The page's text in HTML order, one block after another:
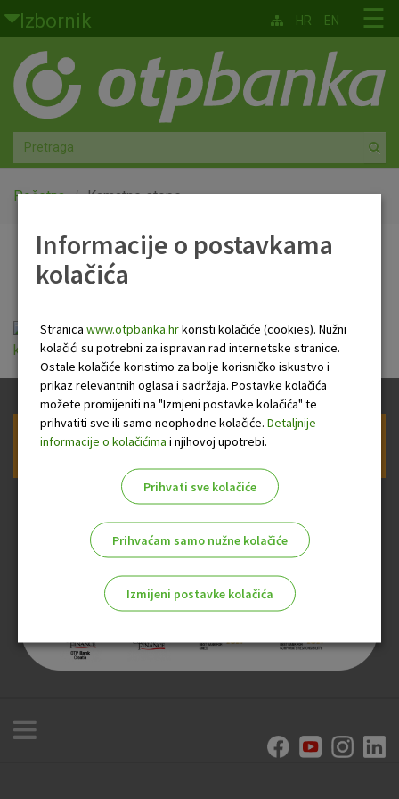
Skoči na glavni sadržaj
Izbornik
Građani
Privatno bankarstvo
Agro
Mala poduzeća i obrtnici
Srednja i velika poduzeća
Globalna tržišta
Faktoring
O nama
☰
HR EN
Početna Kamatne stope
Kamatne stope
kamatne_stope_vrijedece_09_travnja_2018.pdf
Prijava na newsletter OTP banke
Informacije o postavkama
kolačića
Stranica www.otpbanka.hrkoristi kolačiće (cookies). Nužni
kolačići su potrebni za ispravan rad internetske stranice.
Ostale kolačiće koristimo za bolje korisničko iskustvo i
prikaz relevantnih oglasa i sadržaja. Postavke kolačića
možete promijeniti na "Izmjeni postavke kolačića" te
prihvatiti sve ili samo neophodne kolačiće. Detaljnije
informacije o kolačićima i njihovoj upotrebi.
Prihvati sve kolačiće
Prihvaćam samo nužne kolačiće
Izmijeni postavke kolačića